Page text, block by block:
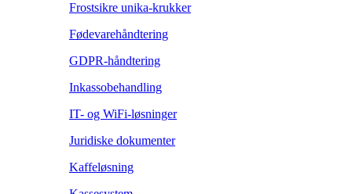
Frostsikre unika-krukker
Fødevarehåndtering
GDPR-håndtering
Inkassobehandling
IT- og WiFi-løsninger
Juridiske dokumenter
Kaffeløsning